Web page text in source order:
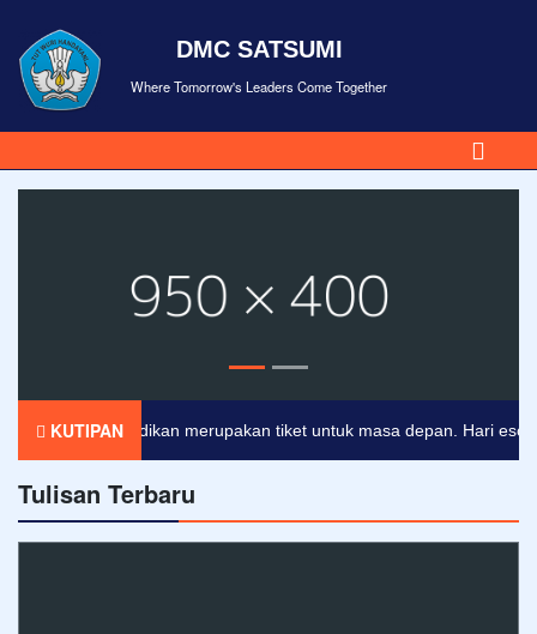
DMC SATSUMI
Where Tomorrow's Leaders Come Together
KUTIPAN
Pendidikan merupakan tiket untuk masa depan. Hari esok
Tulisan Terbaru